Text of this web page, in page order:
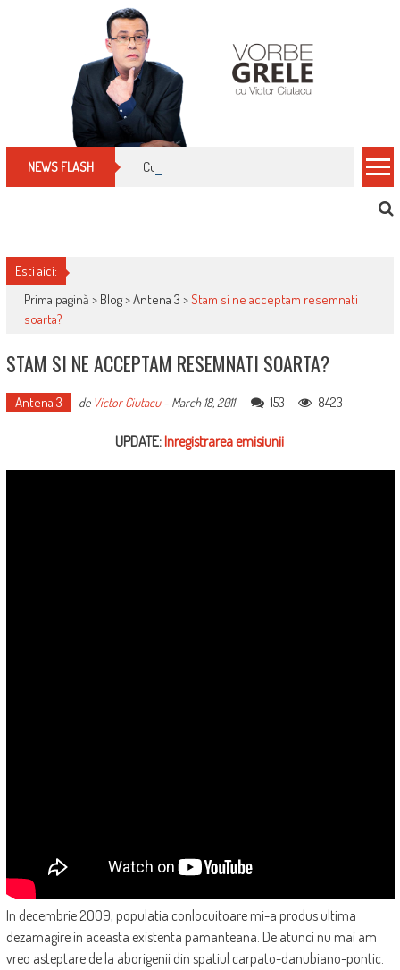
NEWS FLASH Cum îți schimbi, rapid, gratuit și eficient,
Esti aici:
Prima pagină > Blog>Antena 3 >Stam si ne acceptam resemnati
soarta?
STAM SI NE ACCEPTAM RESEMNATI SOARTA?
Antena 3 de Victor Ciutacu- March 18, 2011 153 8423
UPDATE: Inregistrarea emisiunii
In decembrie 2009, populatia conlocuitoare mi-a produs ultima
dezamagire in aceasta existenta pamanteana. De atunci nu mai am
vreo asteptare de la aborigenii din spatiul carpato-danubiano-pontic.